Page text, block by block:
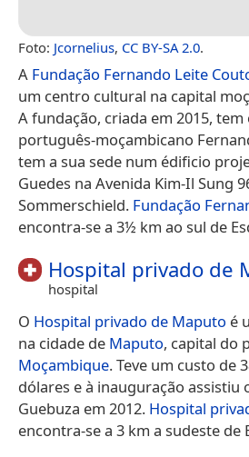
Foto: Jcornelius, CC BY-SA 2.0.
A Fundação Fernando Leite
um centro cultural na capital
A fundação, criada em 2015,
português-moçambicano
tem a sua sede num édificio
Guedes na Avenida Kim-Il Sung
Sommerschield. Fundação
encontra-se a 3½ km ao sul de
Hospital privado de
hospital
O Hospital privado de Maputo é
na cidade de Maputo, capital do
Moçambique. Teve um custo de
dólares e à inauguração assistiu
Guebuza em 2012. Hospital
encontra-se a 3 km a sudeste de